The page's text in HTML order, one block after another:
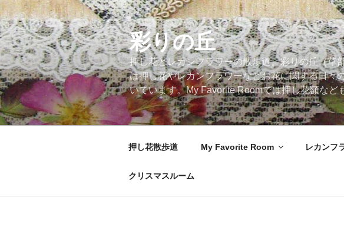
コ
ン
テ
ン
ツ
へ
ス
キ
ッ
彩りの丘
押し花とレカンフラワーの散歩道。彩りの丘（草
は押し花やレカンフラワーなどお花に関する日々
いています。My Favorite Roomでは押し花額など
押し花散歩道 My Favorite Room レカンフ
クリスマスルーム